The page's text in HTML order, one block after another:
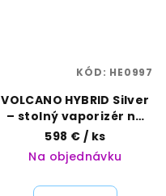
VOLCANO HYBRID Silver
– stolný vaporizér na
bylinky | Storz & Bickel |
Vaporama
598 € / ks
Na objednávku
KÓD: HE0997